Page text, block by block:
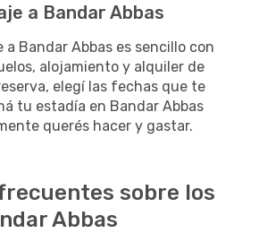
a Bandar Abbas
a Bandar Abbas es sencillo con
alojamiento y alquiler de
elegí las fechas que te
tu estadía en Bandar Abbas
querés hacer y gastar.
sobre los
Abbas